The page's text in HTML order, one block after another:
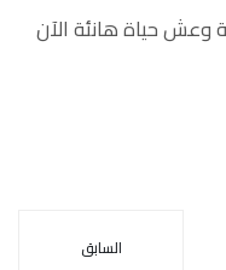
وعش حياة هانئة الآن
السابق